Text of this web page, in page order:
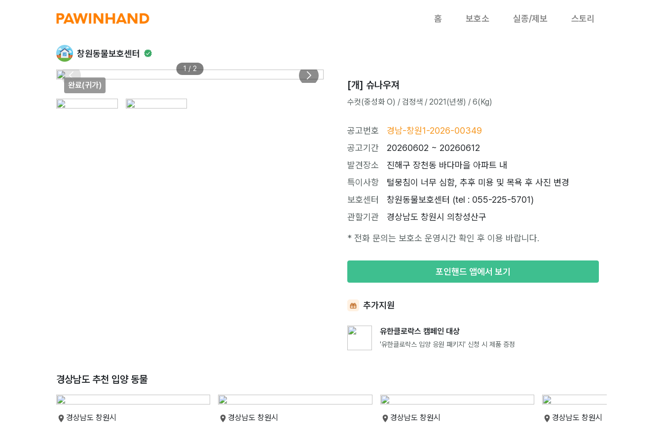
홈 보호소 실종/제보 스토리
창원동물보호센터
완료(귀가)
1 / 2
[개] 슈나우져
수컷(중성화 O) / 검정색 / 2021(년생) / 6(Kg)
공고번호
경남-창원1-2026-00349
공고기간
20260602 ~ 20260612
발견장소
진해구 장천동 바다마을 아파트 내
특이사항
털뭉침이 너무 심함, 추후 미용 및 목욕 후 사진 변경
보호센터
창원동물보호센터 (tel : 055-225-5701)
관할기관
경상남도 창원시 의창성산구
* 전화 문의는 보호소 운영시간 확인 후 이용 바랍니다.
포인핸드 앱에서 보기
추가지원
유한클로락스 캠페인 대상
'유한클로락스 입양 응원 패키지' 신청 시 제품 증정
경상남도 추천 입양 동물
경상남도 창원시 경상남도 창원시 경상남도 창원시 경상남도 창원시